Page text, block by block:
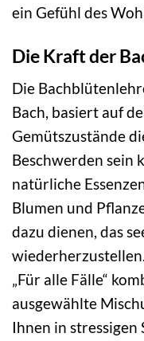
ein Gefühl des
Die Kraft der
Die
Bach, basiert auf
Gemütszustände
Beschwerden sein
natürliche
Blumen und
dazu dienen, das
„Für alle Fälle“
ausgewählte
Ihnen in